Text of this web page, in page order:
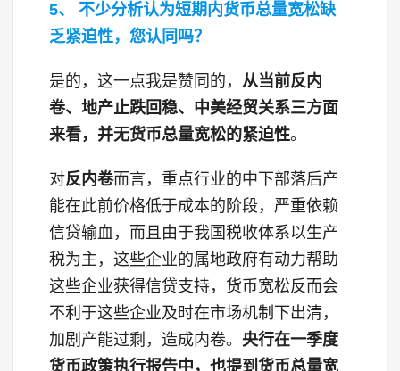
5、 不少分析认为短期内货币总量宽松缺
乏紧迫性，您认同吗？
是的，这一点我是赞同的， 从当前反内
卷、地产止跌回稳、中美经贸关系三方面
来看，并无货币总量宽松的紧迫性。
对反内卷而言，重点行业的中下部落后产
能在此前价格低于成本的阶段，严重依赖
信贷输血，而且由于我国税收体系以生产
税为主，这些企业的属地政府有动力帮助
这些企业获得信贷支持，货币宽松反而会
不利于这些企业及时在市场机制下出清，
加剧产能过剩，造成内卷。 央行在一季度
货币政策执行报告中，也提到货币总量宽